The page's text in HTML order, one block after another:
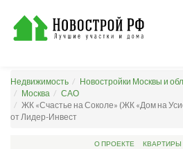
Недвижимость
Новостройки Москвы и
Москва
САО
ЖК «Счастье на Соколе» (ЖК «Дом на
от Лидер-Инвест
О ПРОЕКТЕ КВАРТИРЫ